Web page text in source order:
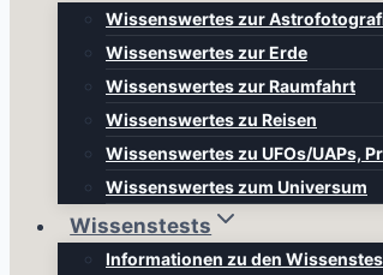
Wissenswertes zur
Wissenswertes zur Erde
Wissenswertes zur Raumfahrt
Wissenswertes zu Reisen
Wissenswertes zu UFOs/UAPs,
Wissenswertes zum Universum
Wissenstests
Informationen zu den